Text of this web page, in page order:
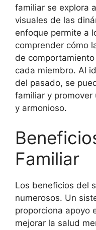
familiar se explora
visuales de las
enfoque permite a
comprender cómo
de
cada miembro. Al
del pasado, se
familiar y
y armonioso.
Familiar
Los beneficios del
numerosos. Un
proporciona apoyo
mejorar la salud